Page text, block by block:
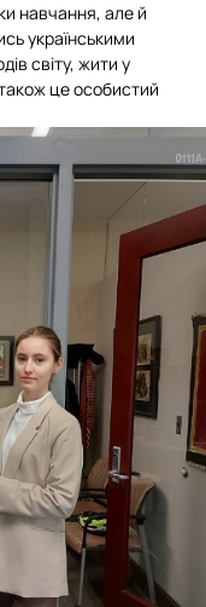
навчання, але й
українськими
світу, жити у
це особистий